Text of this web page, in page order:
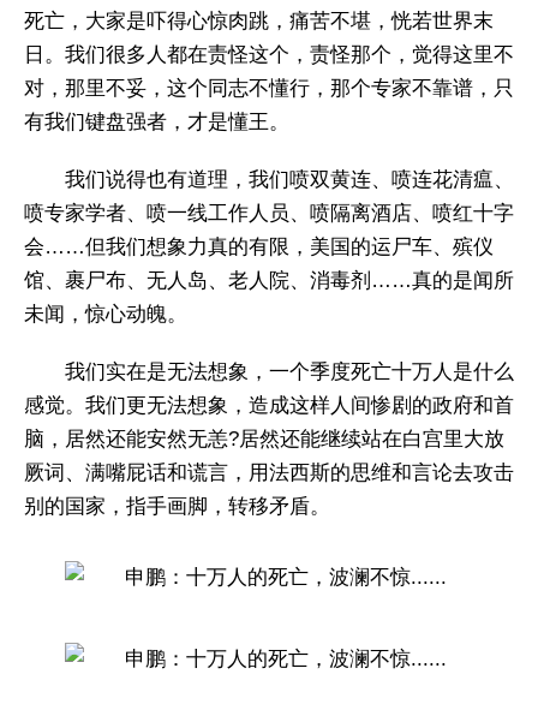
死亡，大家是吓得心惊肉跳，痛苦不堪，恍若世界末
日。我们很多人都在责怪这个，责怪那个，觉得这里不
对，那里不妥，这个同志不懂行，那个专家不靠谱，只
有我们键盘强者，才是懂王。
我们说得也有道理，我们喷双黄连、喷连花清瘟、
喷专家学者、喷一线工作人员、喷隔离酒店、喷红十字
会……但我们想象力真的有限，美国的运尸车、殡仪
馆、裹尸布、无人岛、老人院、消毒剂……真的是闻所
未闻，惊心动魄。
我们实在是无法想象，一个季度死亡十万人是什么
感觉。我们更无法想象，造成这样人间惨剧的政府和首
脑，居然还能安然无恙?居然还能继续站在白宫里大放
厥词、满嘴屁话和谎言，用法西斯的思维和言论去攻击
别的国家，指手画脚，转移矛盾。